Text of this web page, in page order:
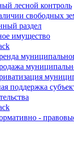
лесной контроль
свободных
раздел
имущество
поддержка
-